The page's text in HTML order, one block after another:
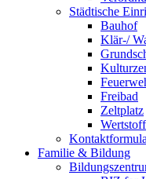
Städtische
Bauhof
Klär-/
Freibad
Zeltplatz
Familie & Bildung